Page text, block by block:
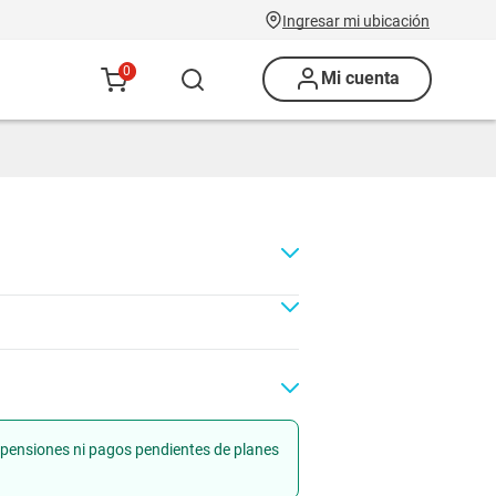
Ingresar mi ubicación
0 Mi cuenta
Renovaciónni pagos pendientes de planes